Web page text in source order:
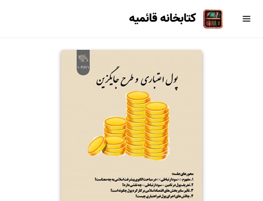
کتابخانه قائمیه